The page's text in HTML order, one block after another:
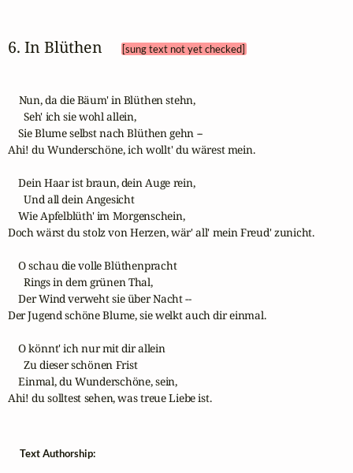
6. In Blüthen [sung text not yet checked]
    Nun, da die Bäum' in Blüthen stehn,
      Seh' ich sie wohl allein,
    Sie Blume selbst nach Blüthen gehn --
Ahi! du Wunderschöne, ich wollt' du wärest mein.
    Dein Haar ist braun, dein Auge rein,
      Und all dein Angesicht
    Wie Apfelblüth' im Morgenschein,
Doch wärst du stolz von Herzen, wär' all' mein Freud' zunicht.
    O schau die volle Blüthenpracht
      Rings in dem grünen Thal,
    Der Wind verweht sie über Nacht --
Der Jugend schöne Blume, sie welkt auch dir einmal.
    O könnt' ich nur mit dir allein
      Zu dieser schönen Frist
    Einmal, du Wunderschöne, sein,
Ahi! du solltest sehen, was treue Liebe ist.
Text Authorship: